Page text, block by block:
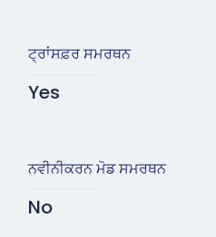
ਟ੍ਰਾਂਸਫ਼ਰ ਸਮਰਥਨ
Yes
ਨਵੀਨੀਕਰਨ ਮੋਡ ਸਮਰਥਨ
No